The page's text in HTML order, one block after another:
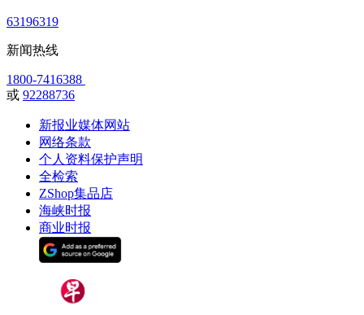
63196319
新闻热线
1800-7416388
或 92288736
新报业媒体网站
网络条款
个人资料保护声明
全检索
ZShop集品店
海峡时报
商业时报